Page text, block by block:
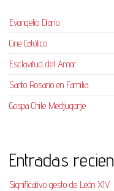
Evangelio Diario
Cine Católico
Esclavitud del Amor
Santo Rosario en Familia
Gospa Chile Medjugorje
Entradas
Significativo gesto de León XIV